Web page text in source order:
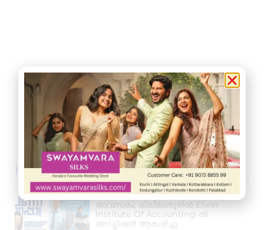
Kerala News
പ്രൊഫഷണൽ അക്കൗണ്ടന്റാകാൻ
അവസരം; കിലിമാനൂരിൽ Elixer
Institute Of Accounting-ൽ
അഡ്മിഷൻ ആരംഭിച്ചു